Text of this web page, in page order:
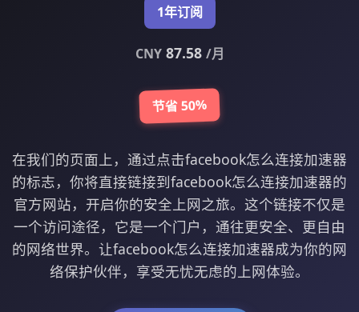
1年订阅
CNY87.58 /月
节省 50%
在我们的页面上，通过点击facebook怎么连接加速器
的标志，你将直接链接到facebook怎么连接加速器的
官方网站，开启你的安全上网之旅。这个链接不仅是
一个访问途径，它是一个门户，通往更安全、更自由
的网络世界。让facebook怎么连接加速器成为你的网
络保护伙伴，享受无忧无虑的上网体验。